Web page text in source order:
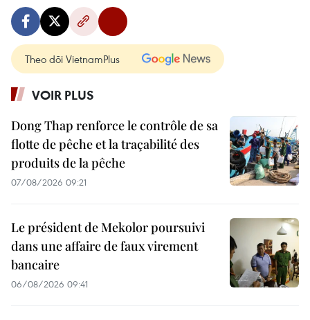
Theo dõi VietnamPlus
VOIR PLUS
Dong Thap renforce le contrôle de sa
flotte de pêche et la traçabilité des
produits de la pêche
07/08/2026 09:21
Le président de Mekolor poursuivi
dans une affaire de faux virement
bancaire
06/08/2026 09:41